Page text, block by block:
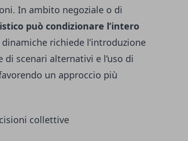
In ambito negoziale o di
può condizionare l’intero
richiede l’introduzione
scenari alternativi e l’uso di
un approccio più
collettive